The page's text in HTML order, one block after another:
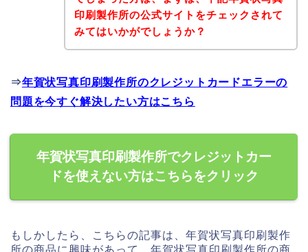
印刷製作所の公式サイトをチェックされて
みてはいかがでしょうか？
⇒年賀状写真印刷製作所のクレジットカードエラーの
問題を今すぐ解決したい方はこちら
年賀状写真印刷製作所でクレジットカー
ドを使えない方はこちらをクリック
もしかしたら、こちらの記事は、年賀状写真印刷製作